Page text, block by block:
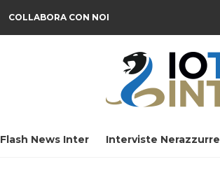
COLLABORA CON NOI
Flash News Inter Interviste Nerazzurre